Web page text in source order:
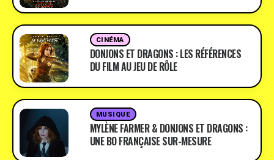
CINÉMA
DONJONS ET DRAGONS : LES RÉFÉRENCES
DU FILM AU JEU DE RÔLE
MUSIQUE
MYLÈNE FARMER & DONJONS ET DRAGONS :
UNE BO FRANÇAISE SUR-MESURE